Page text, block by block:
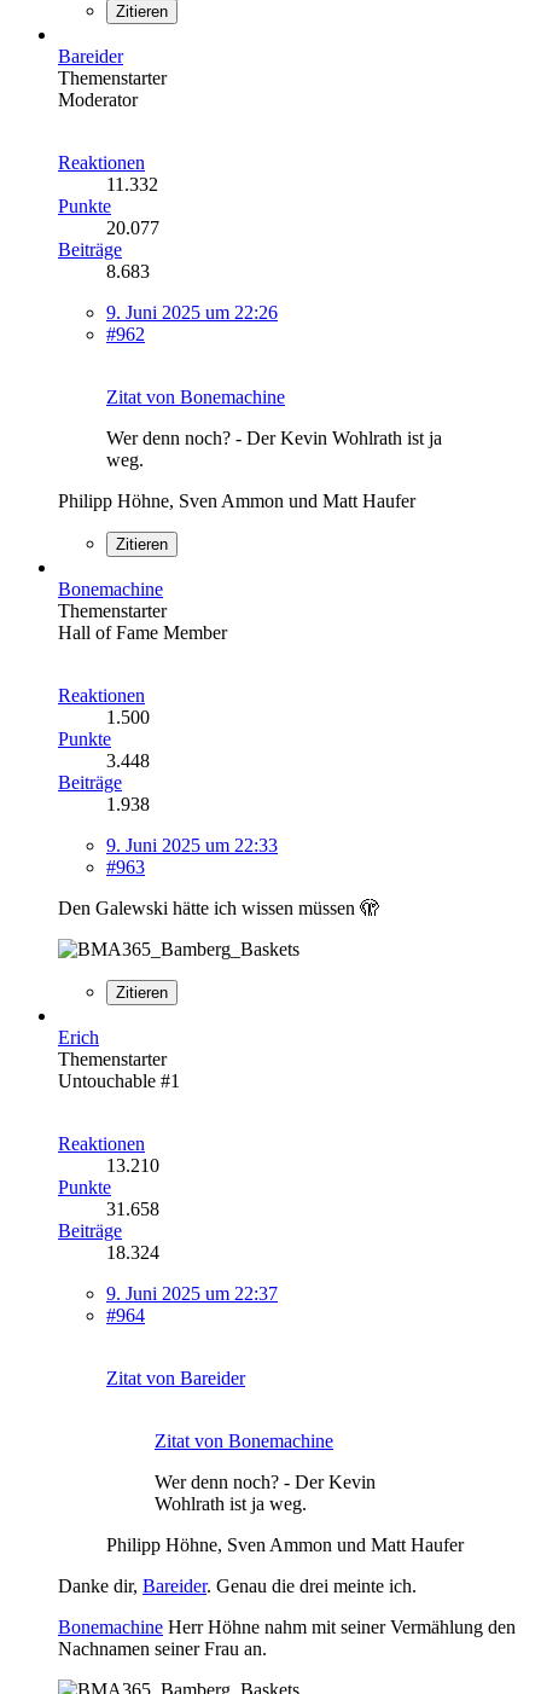
Zitieren
Bareider
Themenstarter
Moderator
Reaktionen
11.332
Punkte
20.077
Beiträge
8.683
9. Juni 2025 um 22:26
#962
Zitat von Bonemachine
Wer denn noch? - Der Kevin Wohlrath ist ja
weg.
Philipp Höhne, Sven Ammon und Matt Haufer
Zitieren
Bonemachine
Themenstarter
Hall of Fame Member
Reaktionen
1.500
Punkte
3.448
Beiträge
1.938
9. Juni 2025 um 22:33
#963
Den Galewski hätte ich wissen müssen 🫣
Zitieren
Erich
Themenstarter
Untouchable #1
Reaktionen
13.210
Punkte
31.658
Beiträge
18.324
9. Juni 2025 um 22:37
#964
Zitat von Bareider
Zitat von Bonemachine
Wer denn noch? - Der Kevin
Wohlrath ist ja weg.
Philipp Höhne, Sven Ammon und Matt Haufer
Danke dir, Bareider. Genau die drei meinte ich.
Bonemachine Herr Höhne nahm mit seiner Vermählung den
Nachnamen seiner Frau an.